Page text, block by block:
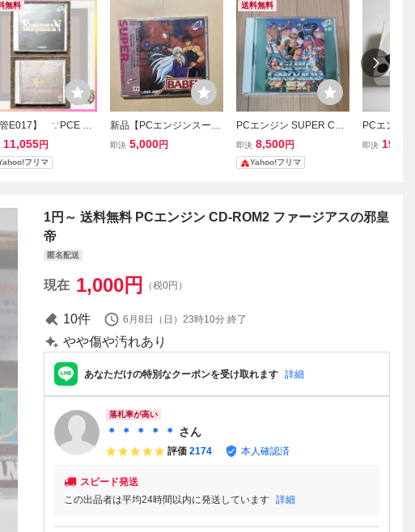
無料
E017】 ∵PCE CD
ソーサリアン ＋ フ
ジアスの邪皇帝 (帯あ
SORCERIAN PCエ
11,055円
フリマ
新品【PCエンジンスーパ
ーCDソフト BABEL】バ
即決 5,000円
送料無料
PCエンジン SUPER CD-
ROM2 ゲイングランド S
X
即決 8,500円
Yahoo!フリマ
PCエンジ
イス CD
即決
1円～ 送料無料 PCエンジン CD-ROM2 ファージアスの邪皇
帝
匿名配送
現在 1,000円 （税0円）
10件 6月8日（日）23時10分 終了
やや傷や汚れあり
あなただけの特別なクーポンを受け取れます 詳細
落札率が高い
＊ ＊ ＊ ＊ ＊ さん
評価 2174 本人確認済
スピード発送
この出品者は平均24時間以内に発送しています 詳細